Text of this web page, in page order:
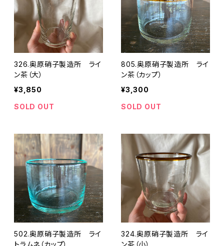
326.奥原硝子製造所 ライ
ン茶（大）
¥3,850
SOLD OUT
805.奥原硝子製造所 ライ
ン茶（カップ）
¥3,300
SOLD OUT
502.奥原硝子製造所 ライ
トラムネ（カップ）
324.奥原硝子製造所 ライ
ン茶（小）